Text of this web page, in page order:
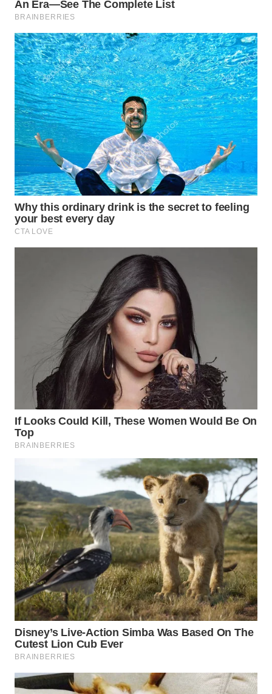
LABUHANBATU
WN
TAPANULI
TENGAH
WN DELI
SERDANG
WN
TEBING
TINGGI
WN
PAKPAK
WN
DEPOK
WN
TAPANULI
UTARA
WN
SAMOSIR
WN
PADANG
LAWAS
WN
SUMEDANG
WN
CIANJUR
WN
KEPULAUAN